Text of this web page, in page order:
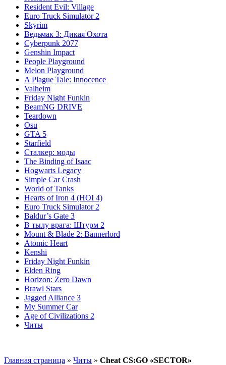
Resident Evil: Village
Euro Truck Simulator 2
Skyrim
Ведьмак 3: Дикая Охота
Cyberpunk 2077
Genshin Impact
People Playground
Melon Playground
A Plague Tale: Innocence
Valheim
Friday Night Funkin
BeamNG DRIVE
Teardown
Osu
GTA 5
Starfield
Сталкер: моды
The Binding of Isaac
Hogwarts Legacy
Simple Car Crash
World of Tanks
Hearts of Iron 4 (HOI 4)
Euro Truck Simulator 2
Baldur’s Gate 3
В тылу врага: Штурм 2
Mount & Blade 2: Bannerlord
Atomic Heart
Kenshi
Friday Night Funkin
Elden Ring
Horizon: Zero Dawn
Brawl Stars
Jagged Alliance 3
My Summer Car
Age of Civilizations 2
Читы
Главная страница » Читы » Cheat CS:GO «SECTOR»